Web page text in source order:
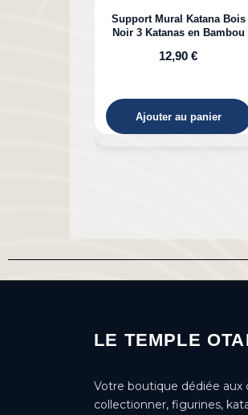
Mini Katana en Bambou de
Sasuke Uchiha Naruto
14,90 €
Ajouter au panier
LE TEMPLE
Votre boutique dédiée aux
collectionner, figurines,